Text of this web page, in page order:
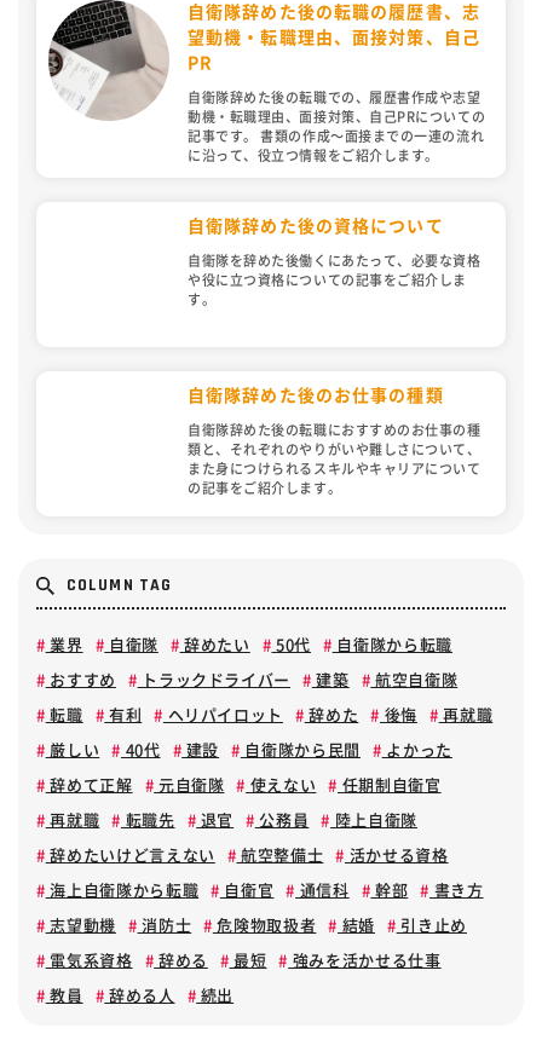
自衛隊辞めた後の転職の履歴書、志
望動機・転職理由、面接対策、自己
PR
自衛隊辞めた後の転職での、履歴書作成や志望
動機・転職理由、面接対策、自己PRについての
記事です。 書類の作成〜面接までの一連の流れ
に沿って、役立つ情報をご紹介します。
自衛隊辞めた後の資格について
自衛隊を辞めた後働くにあたって、必要な資格
や役に立つ資格についての記事をご紹介しま
す。
自衛隊辞めた後のお仕事の種類
自衛隊辞めた後の転職におすすめのお仕事の種
類と、それぞれのやりがいや難しさについて、
また身につけられるスキルやキャリアについて
の記事をご紹介します。
COLUMN TAG
業界 自衛隊 辞めたい 50代 自衛隊から転職
おすすめ トラックドライバー 建築 航空自衛隊
転職 有利 ヘリパイロット 辞めた 後悔 再就職
厳しい 40代 建設 自衛隊から民間 よかった
辞めて正解 元自衛隊 使えない 任期制自衛官
再就職 転職先 退官 公務員 陸上自衛隊
辞めたいけど言えない 航空整備士 活かせる資格
海上自衛隊から転職 自衛官 通信科 幹部 書き方
志望動機 消防士 危険物取扱者 結婚 引き止め
電気系資格 辞める 最短 強みを活かせる仕事
教員 辞める人 続出